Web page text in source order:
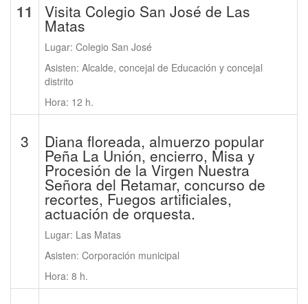
11 Visita Colegio San José de Las
Matas
Lugar: Colegio San José
Asisten: Alcalde, concejal de Educación y concejal
distrito
Hora: 12 h.
3 Diana floreada, almuerzo popular
Peña La Unión, encierro, Misa y
Procesión de la Virgen Nuestra
Señora del Retamar, concurso de
recortes, Fuegos artificiales,
actuación de orquesta.
Lugar: Las Matas
Asisten: Corporación municipal
Hora: 8 h.